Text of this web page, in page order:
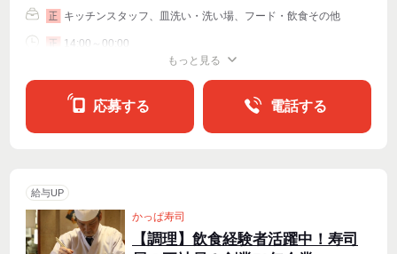
正 キッチンスタッフ、皿洗い・洗い場、フード・飲食その他
正 14:00～00:00
もっと見る
応募する 電話する
給与UP
かっぱ寿司
【調理】飲食経験者活躍中！寿司